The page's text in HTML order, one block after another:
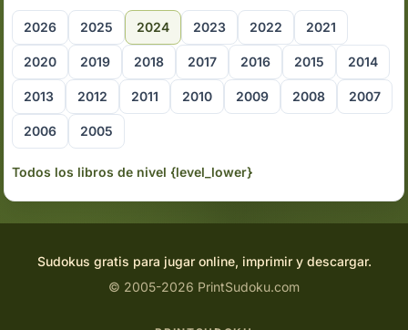
2026 2025 2024 2023 2022 2021
2020 2019 2018 2017 2016 2015 2014
2013 2012 2011 2010 2009 2008 2007
2006 2005
Todos los libros de nivel {level_lower}
Sudokus gratis para jugar online, imprimir y descargar.
© 2005-2026 PrintSudoku.com